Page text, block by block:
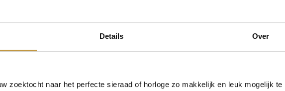
Details Over
zoektocht naar het perfecte sieraad of horloge zo makkelijk en leuk mogelijk te
door Officieel Bulova dealer de Grijff Juweliers Zutphen.
verzekerde verzending in Nederland.